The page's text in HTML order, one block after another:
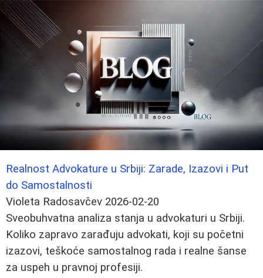
Realnost Advokature u Srbiji: Zarade, Izazovi i Put
do Samostalnosti
Violeta Radosavčev 2026-02-20
Sveobuhvatna analiza stanja u advokaturi u Srbiji.
Koliko zapravo zarađuju advokati, koji su početni
izazovi, teškoće samostalnog rada i realne šanse
za uspeh u pravnoj profesiji.